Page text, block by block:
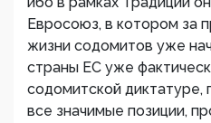
Евросоюз, в котором за
жизни содомитов уже
страны ЕС уже
содомитской диктатуре,
все значимые позиции,